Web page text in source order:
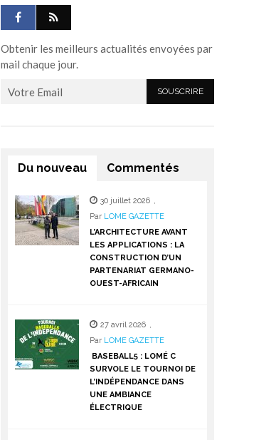
Obtenir les meilleurs actualités envoyées par
mail chaque jour.
Du nouveau Commentés
30 juillet 2026 ,
Par LOME GAZETTE
L’ARCHITECTURE AVANT
LES APPLICATIONS : LA
CONSTRUCTION D’UN
PARTENARIAT GERMANO-
OUEST-AFRICAIN
27 avril 2026 ,
Par LOME GAZETTE
BASEBALL5 : LOMÉ C
SURVOLE LE TOURNOI DE
L’INDÉPENDANCE DANS
UNE AMBIANCE
ÉLECTRIQUE